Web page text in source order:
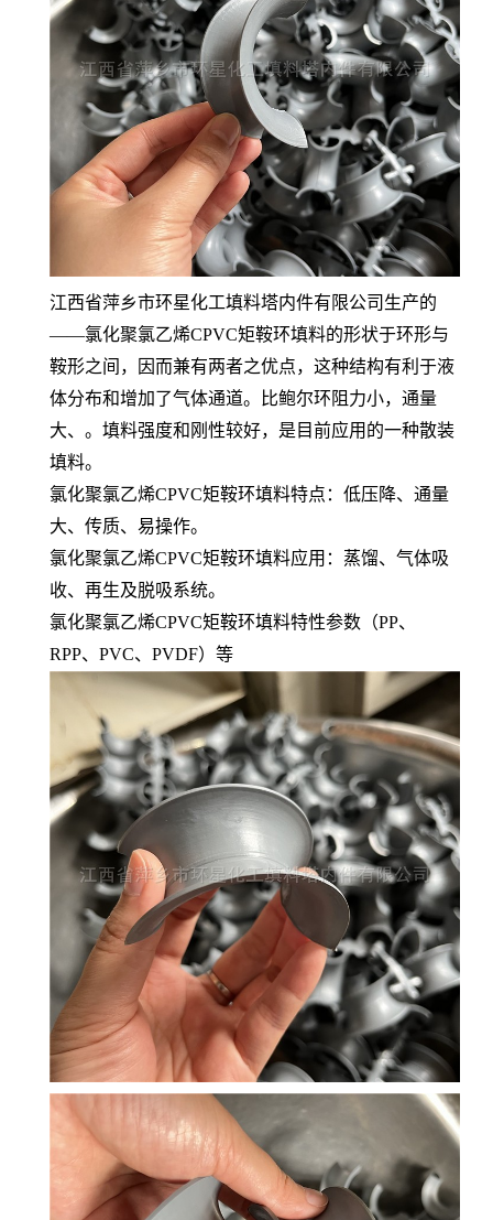
江西省萍乡市环星化工填料塔内件有限公司生产的
——氯化聚氯乙烯CPVC矩鞍环填料的形状于环形与
鞍形之间，因而兼有两者之优点，这种结构有利于液
体分布和增加了气体通道。比鲍尔环阻力小，通量
大、。填料强度和刚性较好，是目前应用的一种散装
填料。
氯化聚氯乙烯CPVC矩鞍环填料特点：低压降、通量
大、传质、易操作。
氯化聚氯乙烯CPVC矩鞍环填料应用：蒸馏、气体吸
收、再生及脱吸系统。
氯化聚氯乙烯CPVC矩鞍环填料特性参数（PP、
RPP、PVC、PVDF）等